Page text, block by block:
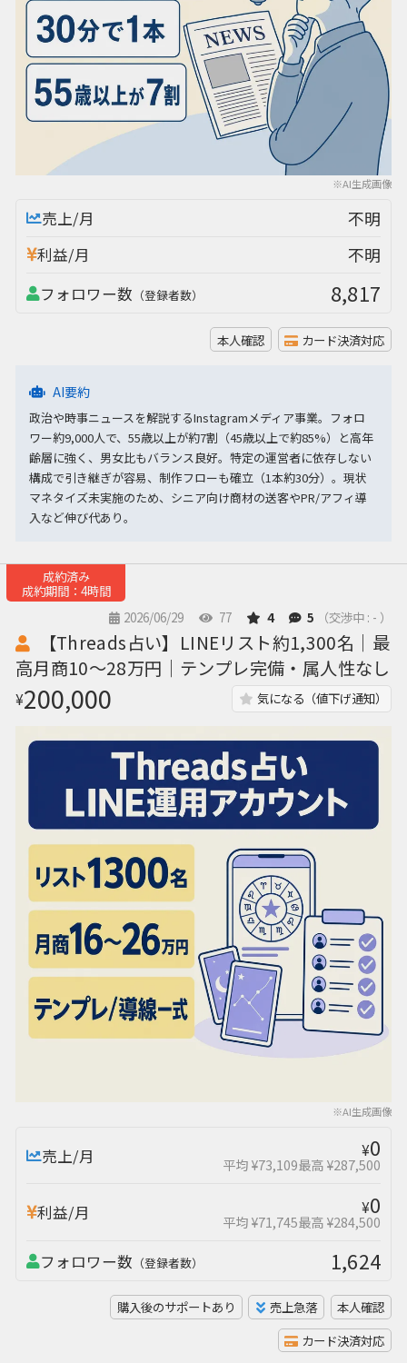
※AI生成画像
売上/月 不明
利益/月 不明
フォロワー数 （登録者数） 8,817
本人確認 カード決済対応
AI要約
政治や時事ニュースを解説するInstagramメディア事業。フォロ
ワー約9,000人で、55歳以上が約7割（45歳以上で約85%）と高年
齢層に強く、男女比もバランス良好。特定の運営者に依存しない
構成で引き継ぎが容易、制作フローも確立（1本約30分）。現状
マネタイズ未実施のため、シニア向け商材の送客やPR/アフィ導
入など伸び代あり。
成約済み
成約期間：4時間
2026/06/29
77 4 5 （交渉中 : - ）
※AI生成画像
【Threads占い】LINEリスト約1,300名｜最
高月商10〜28万円｜テンプレ完備・属人性なし
¥200,000 気になる（値下げ通知）
売上/月 ¥0
平均 ¥73,109最高 ¥287,500
利益/月 ¥0
平均 ¥71,745最高 ¥284,500
フォロワー数 （登録者数） 1,624
購入後のサポートあり 売上急落
本人確認
カード決済対応